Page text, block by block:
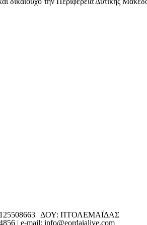
125508663 | ΔΟΥ: ΠΤΟΛΕΜΑΪΔΑΣ
| e-mail: info@eordaialive.com